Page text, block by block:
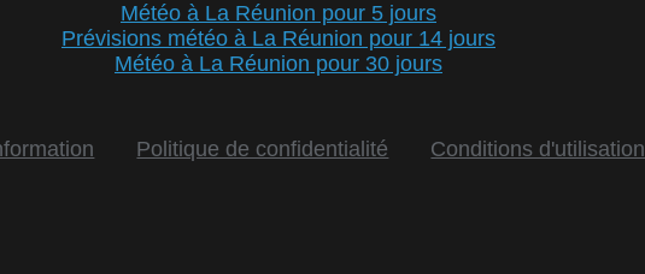
Météo à La Réunion pour 5 jours
Prévisions météo à La Réunion pour 14 jours
Météo à La Réunion pour 30 jours
Politique de confidentialité
Conditions d'utilisation